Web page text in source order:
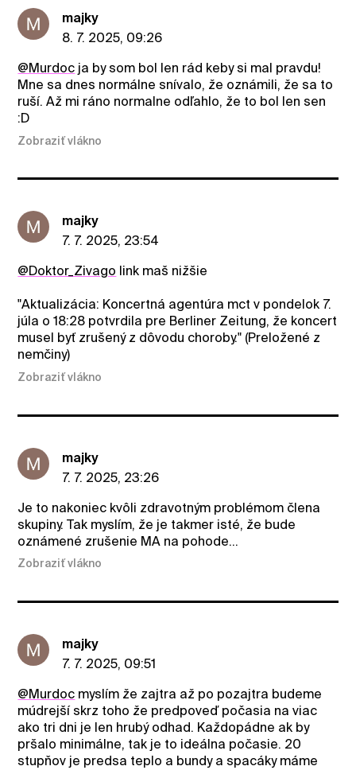
majky
8. 7. 2025, 09:26
@Murdoc ja by som bol len rád keby si mal pravdu!
Mne sa dnes normálne snívalo, že oznámili, že sa to
ruší. Až mi ráno normalne odľahlo, že to bol len sen
:D
Zobraziť vlákno
majky
7. 7. 2025, 23:54
@Doktor_Zivago link maš nižšie
"Aktualizácia: Koncertná agentúra mct v pondelok 7.
júla o 18:28 potvrdila pre Berliner Zeitung, že koncert
musel byť zrušený z dôvodu choroby." (Preložené z
nemčiny)
Zobraziť vlákno
majky
7. 7. 2025, 23:26
Je to nakoniec kvôli zdravotným problémom člena
skupiny. Tak myslím, že je takmer isté, že bude
oznámené zrušenie MA na pohode...
Zobraziť vlákno
majky
7. 7. 2025, 09:51
@Murdoc myslím že zajtra až po pozajtra budeme
múdrejší skrz toho že predpoveď počasia na viac
ako tri dni je len hrubý odhad. Každopádne ak by
pršalo minimálne, tak je to ideálna počasie. 20
stupňov je predsa teplo a bundy a spacáky máme